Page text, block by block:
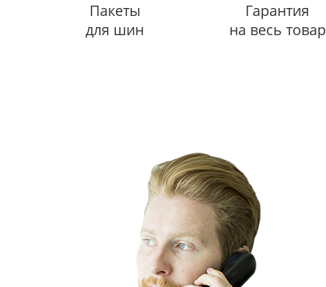
Пакеты
для шин
Гарантия
на весь товар